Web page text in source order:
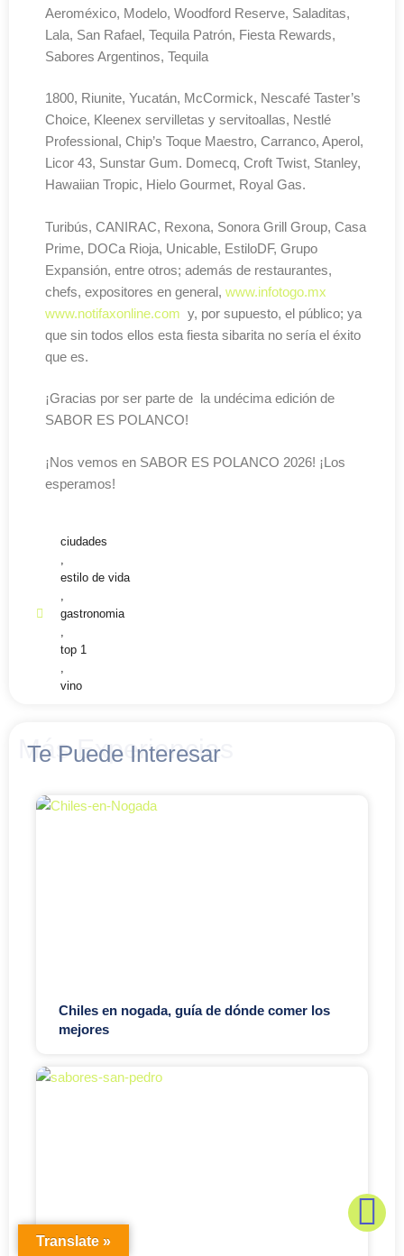
Aeroméxico, Modelo, Woodford Reserve, Saladitas,
Lala, San Rafael, Tequila Patrón, Fiesta Rewards,
Sabores Argentinos, Tequila
1800, Riunite, Yucatán, McCormick, Nescafé Taster’s
Choice, Kleenex servilletas y servitoallas, Nestlé
Professional, Chip’s Toque Maestro, Carranco, Aperol,
Licor 43, Sunstar Gum. Domecq, Croft Twist, Stanley,
Hawaiian Tropic, Hielo Gourmet, Royal Gas.
Turibús, CANIRAC, Rexona, Sonora Grill Group, Casa
Prime, DOCa Rioja, Unicable, EstiloDF, Grupo
Expansión, entre otros; además de restaurantes,
chefs, expositores en general, www.infotogo.mx
www.notifaxonline.com y, por supuesto, el público; ya
que sin todos ellos esta fiesta sibarita no sería el éxito
que es.
¡Gracias por ser parte de la undécima edición de
SABOR ES POLANCO!
¡Nos vemos en SABOR ES POLANCO 2026! ¡Los
esperamos!
ciudades
,
estilo de vida
,
gastronomia
,
top 1
,
vino
Más Experiencias
Te Puede Interesar
Chiles en nogada, guía de dónde comer los
mejores
Translate »